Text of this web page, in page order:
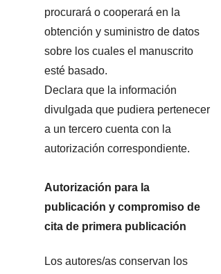
procurará o cooperará en la
obtención y suministro de datos
sobre los cuales el manuscrito
esté basado.
Declara que la información
divulgada que pudiera pertenecer
a un tercero cuenta con la
autorización correspondiente.
Autorización para la
publicación y compromiso de
cita de primera publicación
Los autores/as conservan los